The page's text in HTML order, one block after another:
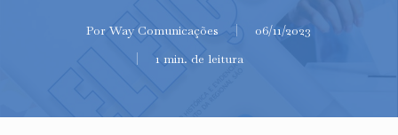
Por Way Comunicações
06/11/2023
1 min. de leitura